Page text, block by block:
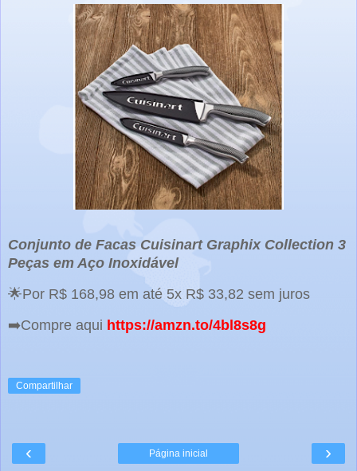
Conjunto de Facas Cuisinart Graphix Collection 3
Peças em Aço Inoxidável
🌟Por R$ 168,98 em até 5x R$ 33,82 sem juros
➡️Compre aqui https://amzn.to/4bl8s8g
Compartilhar
‹ ›
Página inicial